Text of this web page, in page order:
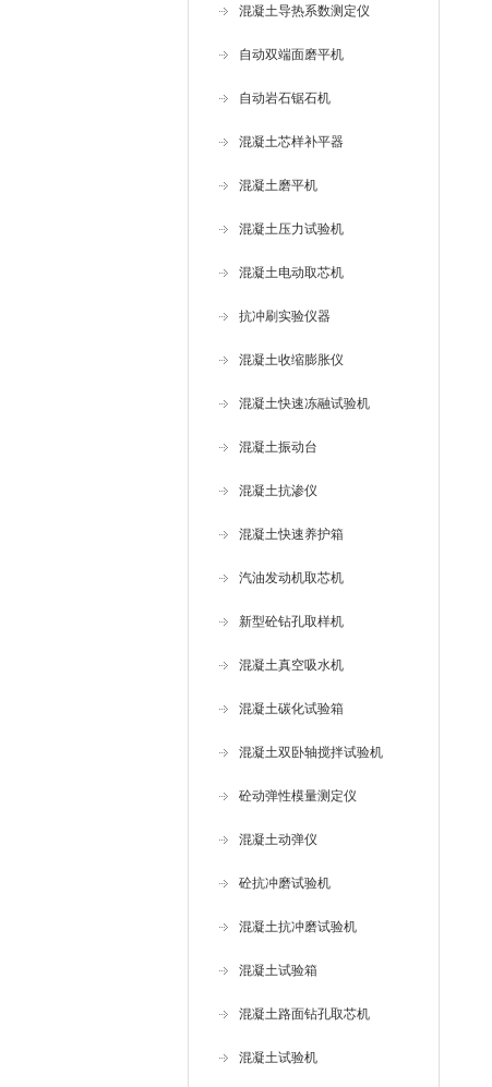
混凝土导热系数测定仪
自动双端面磨平机
自动岩石锯石机
混凝土芯样补平器
混凝土磨平机
混凝土压力试验机
混凝土电动取芯机
抗冲刷实验仪器
混凝土收缩膨胀仪
混凝土快速冻融试验机
混凝土振动台
混凝土抗渗仪
混凝土快速养护箱
汽油发动机取芯机
新型砼钻孔取样机
混凝土真空吸水机
混凝土碳化试验箱
混凝土双卧轴搅拌试验机
砼动弹性模量测定仪
混凝土动弹仪
砼抗冲磨试验机
混凝土抗冲磨试验机
混凝土试验箱
混凝土路面钻孔取芯机
混凝土试验机